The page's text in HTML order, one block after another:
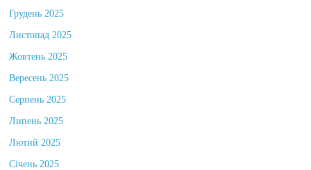
Грудень 2025
Листопад 2025
Жовтень 2025
Вересень 2025
Серпень 2025
Липень 2025
Лютий 2025
Січень 2025